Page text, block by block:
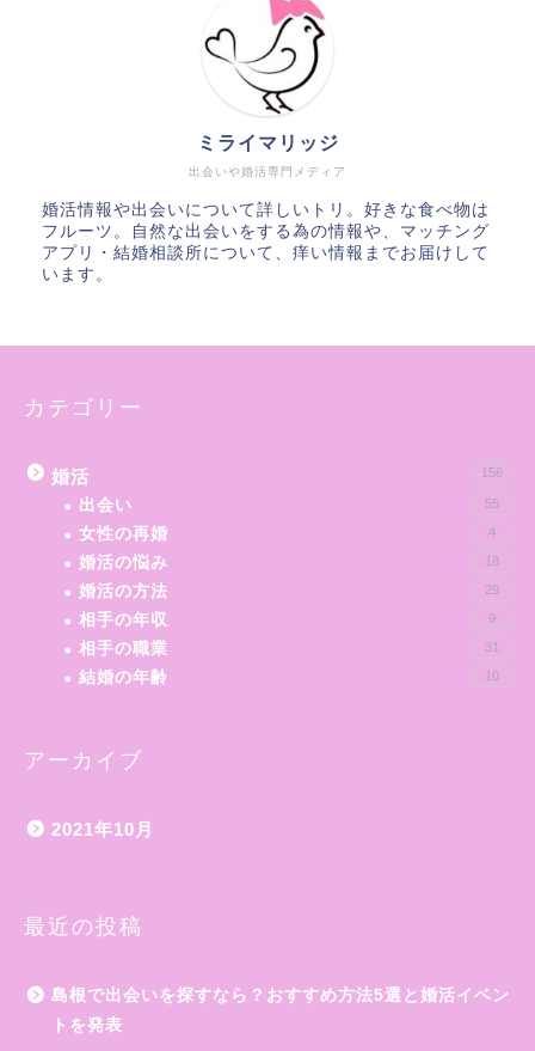
出会いや婚活専門メディア
ミライマリッジ
婚活情報や出会いについて詳しいトリ。好きな食べ物は
フルーツ。自然な出会いをする為の情報や、マッチング
アプリ・結婚相談所について、痒い情報までお届けして
います。
カテゴリー
婚活 156
出会い 55
女性の再婚 4
婚活の悩み 18
婚活の方法 29
相手の年収 9
相手の職業 31
結婚の年齢 10
アーカイブ
2021年10月
最近の投稿
島根で出会いを探すなら？おすすめ方法5選と婚活イベン
トを発表